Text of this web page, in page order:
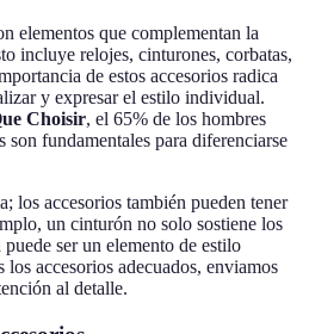
elementos que complementan la
incluye relojes, cinturones, corbatas,
de estos accesorios radica
y expresar el estilo individual.
Choisir, el 65% de los hombres
son fundamentales para diferenciarse
los accesorios también pueden tener
un cinturón no solo sostiene los
ser un elemento de estilo
accesorios adecuados, enviamos
al detalle.